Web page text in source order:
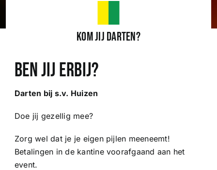
Trainingsschema
Leden
Het eerste
Kom jij darten?
Ben jij erbij?
Darten bij s.v. Huizen
Doe jij gezellig mee?
Zorg wel dat je je eigen pijlen meeneemt!
Betalingen in de kantine voorafgaand aan het
event.